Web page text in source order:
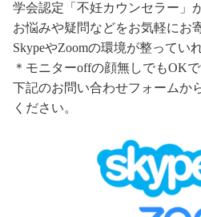
学会認定「不妊カウンセラー」
お悩みや疑問などをお気軽にお
SkypeやZoomの環境が整ってい
＊モニターoffの顔無しでもOKで
下記のお問い合わせフォームか
ください。